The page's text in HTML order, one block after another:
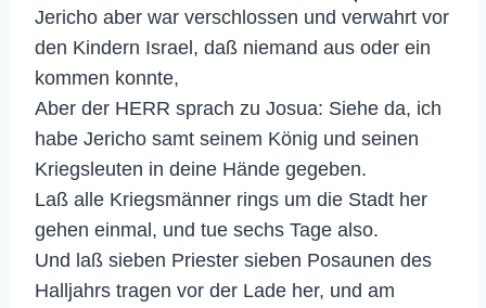
Jericho aber war verschlossen und verwahrt vor
den Kindern Israel, daß niemand aus oder ein
kommen konnte,
Aber der HERR sprach zu Josua: Siehe da, ich
habe Jericho samt seinem König und seinen
Kriegsleuten in deine Hände gegeben.
Laß alle Kriegsmänner rings um die Stadt her
gehen einmal, und tue sechs Tage also.
Und laß sieben Priester sieben Posaunen des
Halljahrs tragen vor der Lade her, und am